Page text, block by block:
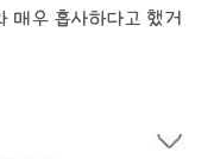
매우 흡사하다고 했거